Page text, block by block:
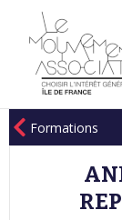
Formations